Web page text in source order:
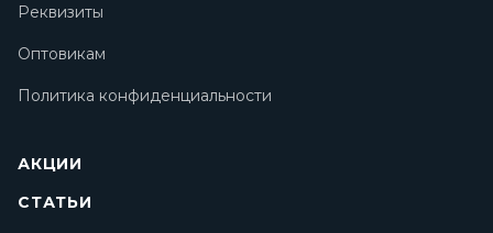
Реквизиты
Оптовикам
Политика конфиденциальности
АКЦИИ
СТАТЬИ